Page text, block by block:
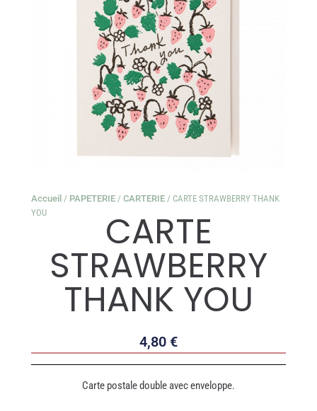
Accueil / PAPETERIE /CARTERIE / CARTE STRAWBERRY THANK
YOU
CARTE
STRAWBERRY
THANK YOU
4,80 €
Carte postale double avec enveloppe.